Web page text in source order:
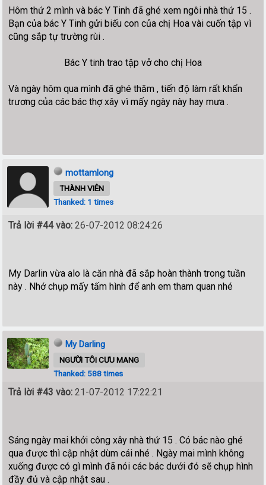
Hôm thứ 2 mình và bác Y Tinh đã ghé xem ngôi nhà thứ 15 .
Bạn của bác Y Tinh gửi biếu con của chị Hoa vài cuốn tập vì
cũng sắp tự trường rùi .
Bác Y tinh trao tập vở cho chị Hoa
Và ngày hôm qua mình đã ghé thăm , tiến độ làm rất khẩn
trương của các bác thợ xây vì mấy ngày này hay mưa .
mottamlong
THÀNH VIÊN
Thanked: 1 times
Trả lời #44 vào: 26-07-2012 08:24:26
My Darlin vừa alo là căn nhà đã sắp hoàn thành trong tuần
này . Nhớ chụp mấy tấm hình để anh em tham quan nhé
My Darling
NGƯỜI TÔI CƯU MANG
Thanked: 588 times
Trả lời #43 vào: 21-07-2012 17:22:21
Sáng ngày mai khởi công xây nhà thứ 15 . Có bác nào ghé
qua được thì cập nhật dùm cái nhé . Ngày mai mình không
xuống được có gì mình đã nói các bác dưới đó sẽ chụp hình
đầy đủ và cập nhật sau .